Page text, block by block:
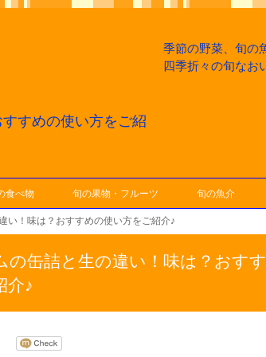
すめの使い方をご紹
季節の野菜、旬の
四季折々の旬なお
食べ物 旬の果物・フルーツ 旬の魚介
い！味は？おすすめの使い方をご紹介♪
の缶詰と生の違い！味は？おす
介♪